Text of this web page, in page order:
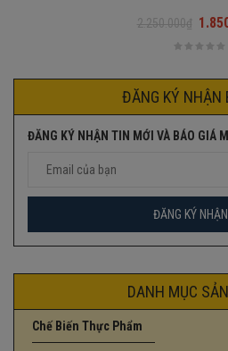
2.250.000₫
ĐĂNG KÝ NHẬN
ĐĂNG KÝ NHẬN TIN MỚI VÀ BÁO GIÁ
DANH MỤC
Chế Biến Thực Phẩm